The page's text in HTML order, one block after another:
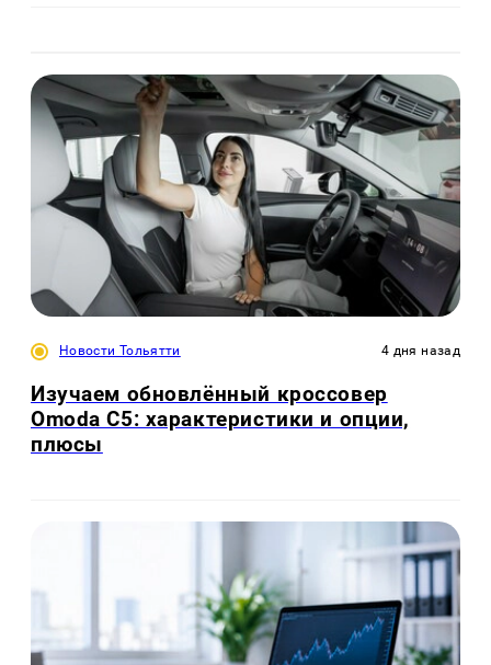
Новости Тольятти 4 дня назад
Изучаем обновлённый кроссовер
Omoda C5: характеристики и опции,
плюсы